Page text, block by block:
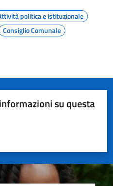
politica e istituzionale
Consiglio Comunale
su questa
su 5
5